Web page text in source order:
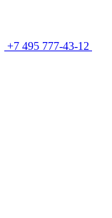
+7 495 777-43-12